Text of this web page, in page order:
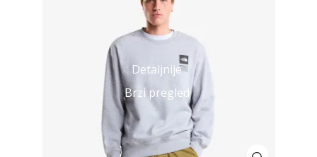
Detaljnije
Brzi pregled